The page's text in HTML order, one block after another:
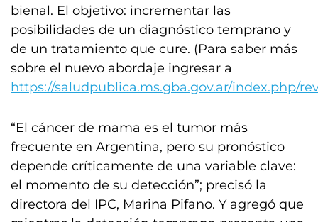
bienal. El objetivo: incrementar las
posibilidades de un diagnóstico temprano y
de un tratamiento que cure. (Para saber más
sobre el nuevo abordaje ingresar a
https://saludpublica.ms.gba.gov.ar/index.php/
“El cáncer de mama es el tumor más
frecuente en Argentina, pero su pronóstico
depende críticamente de una variable clave:
el momento de su detección”; precisó la
directora del IPC, Marina Pifano. Y agregó que